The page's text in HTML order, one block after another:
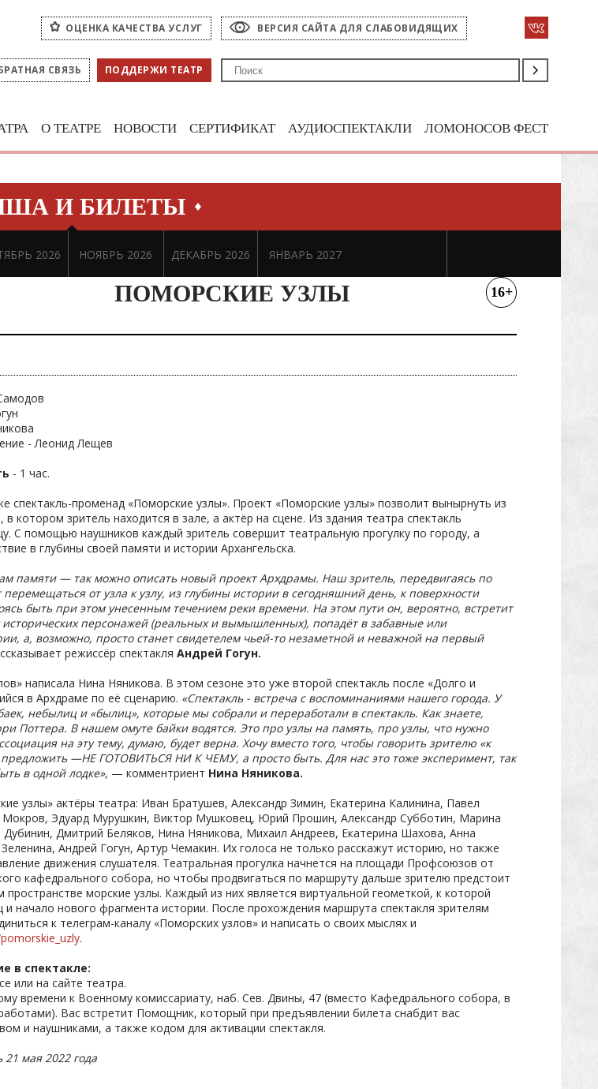
ОЦЕНКА КАЧЕСТВА УСЛУГ ВЕРСИЯ САЙТА ДЛЯ СЛАБОВИДЯЩИХ
СВЯЗЬ ПОДДЕРЖИ ТЕАТР
О ТЕАТРЕ НОВОСТИ СЕРТИФИКАТ АУДИОСПЕКТАКЛИ ЛОМОНОСОВ ФЕСТ
И БИЛЕТЫ
2026 НОЯБРЬ 2026 ДЕКАБРЬ 2026 ЯНВАРЬ 2027
ПОМОРСКИЕ УЗЛЫ 16+
- Леонид Лещев
- 1 час.
спектакль-променад «Поморские узлы». Проект «Поморские узлы» позволит вынырнуть из
котором зритель находится в зале, а актёр на сцене. Из здания театра спектакль
С помощью наушников каждый зритель совершит театральную прогулку по городу, а
в глубины своей памяти и истории Архангельска.
памяти — так можно описать новый проект Архдрамы. Наш зритель, передвигаясь по
перемещаться от узла к узлу, из глубины истории в сегодняшний день, к поверхности
быть при этом унесенным течением реки времени. На этом пути он, вероятно, встретит
исторических персонажей (реальных и вымышленных), попадёт в забавные или
а, возможно, просто станет свидетелем чьей-то незаметной и неважной на первый
режиссёр спектакля Андрей Гогун.
написала Нина Няникова. В этом сезоне это уже второй спектакль после «Долго и
в Архдраме по её сценарию. «Спектакль - встреча с воспоминаниями нашего города. У
небылиц и «былиц», которые мы собрали и переработали в спектакль. Как знаете,
Поттера. В нашем омуте байки водятся. Это про узлы на память, про узлы, что нужно
на эту тему, думаю, будет верна. Хочу вместо того, чтобы говорить зрителю «к
предложить —НЕ ГОТОВИТЬСЯ НИ К ЧЕМУ, а просто быть. Для нас это тоже эксперимент, так
в одной лодке», — комментриент Нина Няникова.
узлы» актёры театра: Иван Братушев, Александр Зимин, Екатерина Калинина, Павел
Мокров, Эдуард Мурушкин, Виктор Мушковец, Юрий Прошин, Александр Субботин, Марина
Дубинин, Дмитрий Беляков, Нина Няникова, Михаил Андреев, Екатерина Шахова, Анна
Андрей Гогун, Артур Чемакин. Их голоса не только расскажут историю, но также
движения слушателя. Театральная прогулка начнется на площади Профсоюзов от
кафедрального собора, но чтобы продвигаться по маршруту дальше зрителю предстоит
морские узлы. Каждый из них является виртуальной геометкой, к которой
и начало нового фрагмента истории. После прохождения маршрута спектакля зрителям
к телеграм-каналу «Поморских узлов» и написать о своих мыслях и
.
в спектакле:
или на сайте театра.
времени к Военному комиссариату, наб. Сев. Двины, 47 (вместо Кафедрального собора, в
Вас встретит Помощник, который при предъявлении билета снабдит вас
и наушниками, а также кодом для активации спектакля.
21 мая 2022 года